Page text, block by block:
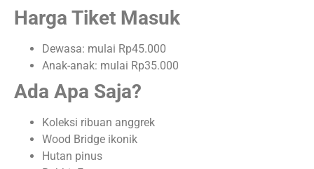
Harga Tiket Masuk
Dewasa: mulai Rp45.000
Anak-anak: mulai Rp35.000
Ada Apa Saja?
Koleksi ribuan anggrek
Wood Bridge ikonik
Hutan pinus